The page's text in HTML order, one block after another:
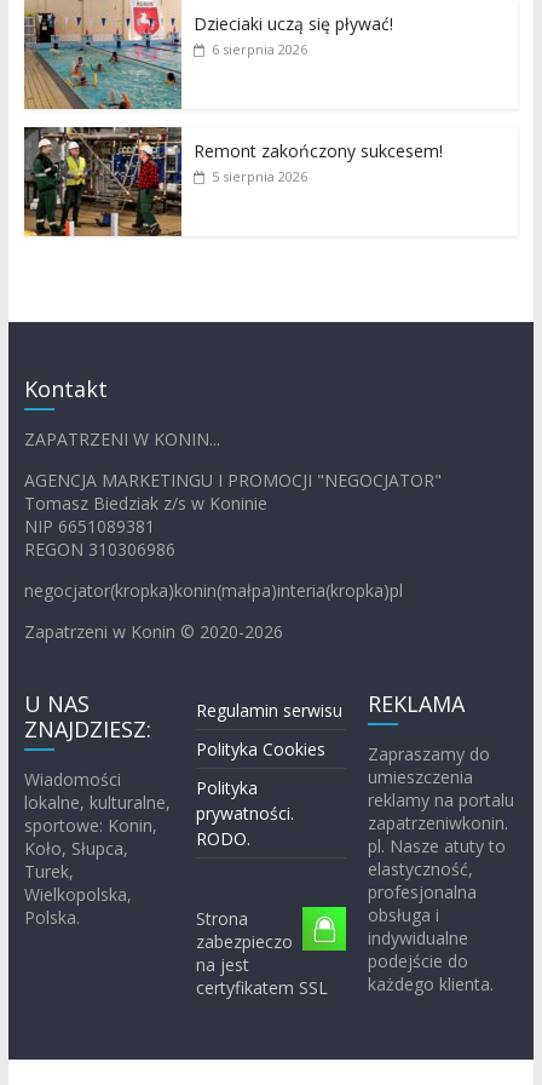
Dzieciaki uczą się pływać!
6 sierpnia 2026
Remont zakończony sukcesem!
5 sierpnia 2026
Kontakt
ZAPATRZENI W KONIN...
AGENCJA MARKETINGU I PROMOCJI "NEGOCJATOR"
Tomasz Biedziak z/s w Koninie
NIP 6651089381
REGON 310306986
negocjator(kropka)konin(małpa)interia(kropka)pl
Zapatrzeni w Konin © 2020-2026
U NAS
ZNAJDZIESZ:
Wiadomości
lokalne, kulturalne,
sportowe: Konin,
Koło, Słupca,
Turek,
Wielkopolska,
Polska.
Regulamin serwisu
Polityka Cookies
Polityka
prywatności.
RODO.
Strona
zabezpieczo
na jest
certyfikatem SSL
REKLAMA
Zapraszamy do
umieszczenia
reklamy na portalu
zapatrzeniwkonin.
pl. Nasze atuty to
elastyczność,
profesjonalna
obsługa i
indywidualne
podejście do
każdego klienta.